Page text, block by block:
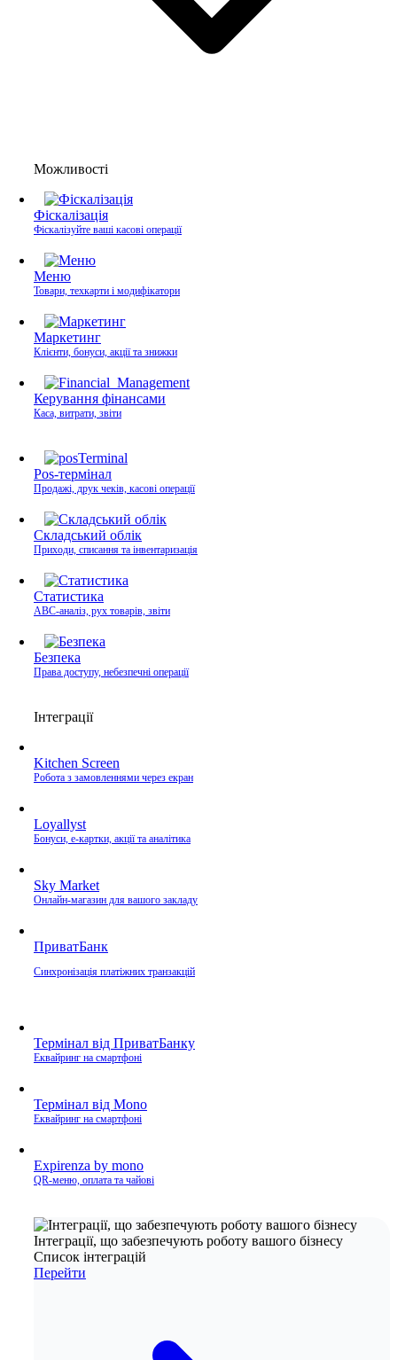
Можливості
Фіскалізація
Фіскалізуйте ваші касові операції
Меню
Товари, техкарти і модифікатори
Маркетинг
Клієнти, бонуси, акції та знижки
Керування фінансами
Каса, витрати, звіти
Pos-термінал
Продажі, друк чеків, касові операції
Складський облік
Приходи, списання та інвентаризація
Статистика
ABC-аналіз, рух товарів, звіти
Безпека
Права доступу, небезпечні операції
Інтеграції
Kitchen Screen
Робота з замовленнями через екран
Loyallyst
Бонуси, e-картки, акції та аналітика
Sky Market
Онлайн-магазин для вашого закладу
ПриватБанк
Синхронізація платіжних транзакцій
Термінал від ПриватБанку
Еквайринг на смартфоні
Термінал від Mono
Еквайринг на смартфоні
Expirenza by mono
QR-меню, оплата та чайові
Інтеграції, що забезпечують роботу вашого бізнесу
Список інтеграцій
Перейти